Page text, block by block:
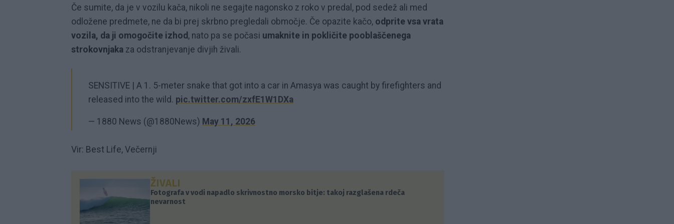
Če sumite, da je v vozilu kača, nikoli ne segajte nagonsko z roko v predal, pod sedež ali med
odložene predmete, ne da bi prej skrbno pregledali območje. Če opazite kačo, odprite vsa vrata
vozila, da ji omogočite izhod , nato pa se počasi umaknite in pokličite pooblaščenega
strokovnjaka za odstranjevanje divjih živali.
SENSITIVE | A 1. 5-meter snake that got into a car in Amasya was caught by firefighters and
released into the wild. pic.twitter.com/zxfE1W1DXa
— 1880 News (@1880News) May 11, 2026
Vir: Best Life, Večernji
ŽIVALI
Fotografa v vodi napadlo skrivnostno morsko bitje: takoj razglašena rdeča
nevarnost